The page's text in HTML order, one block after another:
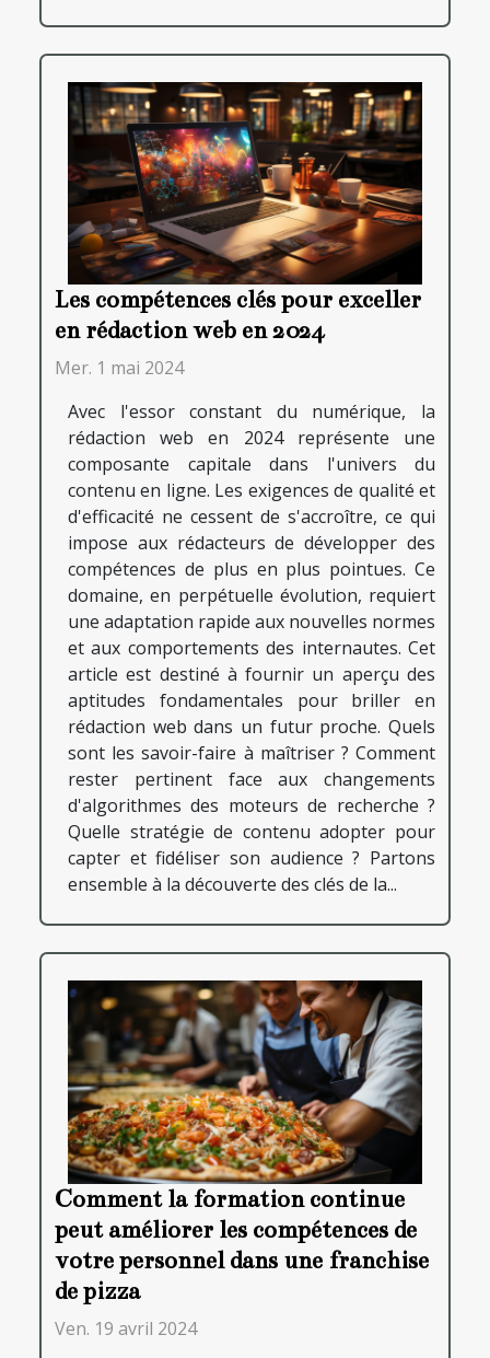
Les compétences clés pour exceller
en rédaction web en 2024
Mer. 1 mai 2024
Avec l'essor constant du numérique, la
rédaction web en 2024 représente une
composante capitale dans l'univers du
contenu en ligne. Les exigences de qualité et
d'efficacité ne cessent de s'accroître, ce qui
impose aux rédacteurs de développer des
compétences de plus en plus pointues. Ce
domaine, en perpétuelle évolution, requiert
une adaptation rapide aux nouvelles normes
et aux comportements des internautes. Cet
article est destiné à fournir un aperçu des
aptitudes fondamentales pour briller en
rédaction web dans un futur proche. Quels
sont les savoir-faire à maîtriser ? Comment
rester pertinent face aux changements
d'algorithmes des moteurs de recherche ?
Quelle stratégie de contenu adopter pour
capter et fidéliser son audience ? Partons
ensemble à la découverte des clés de la...
Comment la formation continue
peut améliorer les compétences de
votre personnel dans une franchise
de pizza
Ven. 19 avril 2024